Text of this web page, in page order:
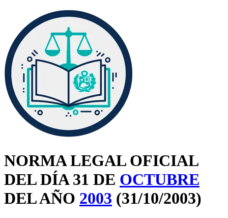
NORMA LEGAL OFICIAL
DEL DÍA 31 DE OCTUBRE
DEL AÑO 2003 (31/10/2003)